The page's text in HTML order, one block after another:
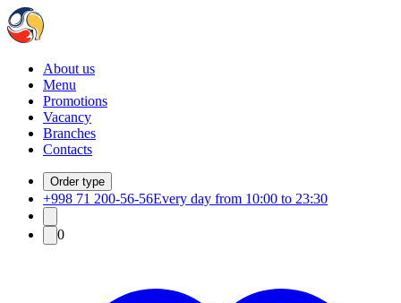
About us
Menu
Promotions
Vacancy
Branches
Contacts
Order type
+998 71 200-56-56Every day from 10:00 to 23:30
0